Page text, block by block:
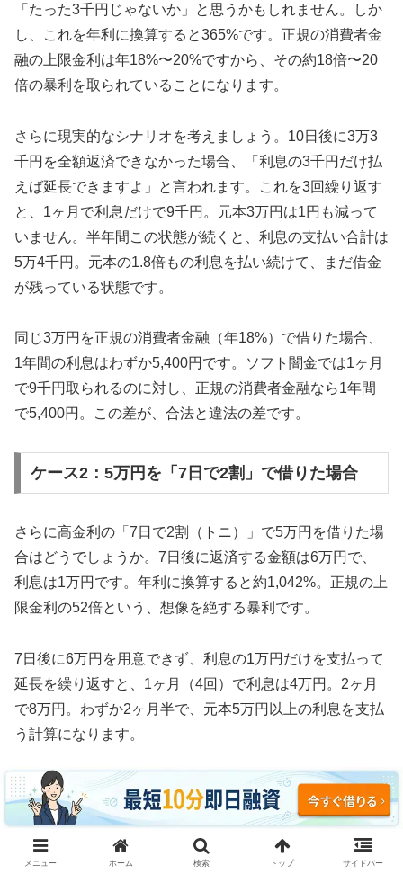
「たった3千円じゃないか」と思うかもしれません。しか
し、これを年利に換算すると365%です。正規の消費者金
融の上限金利は年18%〜20%ですから、その約18倍〜20
倍の暴利を取られていることになります。
さらに現実的なシナリオを考えましょう。10日後に3万3
千円を全額返済できなかった場合、「利息の3千円だけ払
えば延長できますよ」と言われます。これを3回繰り返す
と、1ヶ月で利息だけで9千円。元本3万円は1円も減って
いません。半年間この状態が続くと、利息の支払い合計は
5万4千円。元本の1.8倍もの利息を払い続けて、まだ借金
が残っている状態です。
同じ3万円を正規の消費者金融（年18%）で借りた場合、
1年間の利息はわずか5,400円です。ソフト闇金では1ヶ月
で9千円取られるのに対し、正規の消費者金融なら1年間
で5,400円。この差が、合法と違法の差です。
ケース2：5万円を「7日で2割」で借りた場合
さらに高金利の「7日で2割（トニ）」で5万円を借りた場
合はどうでしょうか。7日後に返済する金額は6万円で、
利息は1万円です。年利に換算すると約1,042%。正規の上
限金利の52倍という、想像を絶する暴利です。
7日後に6万円を用意できず、利息の1万円だけを支払って
延長を繰り返すと、1ヶ月（4回）で利息は4万円。2ヶ月
で8万円。わずか2ヶ月半で、元本5万円以上の利息を支払
う計算になります。
3ヶ月続けた場合、利息の支払い総額は約12万円。元本5
万円の2.4倍の利息を取られ、それでも借金は減っていま
せん。これがソフト闇金の実態です。
メニュー ホーム 検索 トップ サイドバー